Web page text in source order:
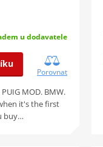
u dodavatele
Porovnat
PUIG MOD. BMW.
it's the first
buy…